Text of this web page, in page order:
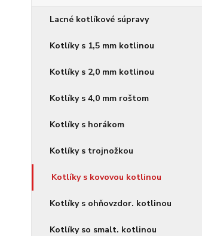
Lacné kotlíkové súpravy
Kotlíky s 1,5 mm kotlinou
Kotlíky s 2,0 mm kotlinou
Kotlíky s 4,0 mm roštom
Kotlíky s horákom
Kotlíky s trojnožkou
Kotlíky s kovovou kotlinou
Kotlíky s ohňovzdor. kotlinou
Kotlíky so smalt. kotlinou